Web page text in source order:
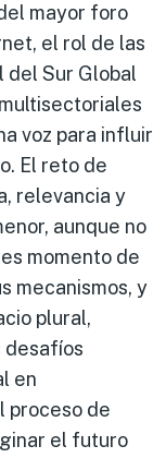
mayor foro
el rol de las
del Sur Global
voz para influir
El reto de
relevancia y
aunque no
momento de
mecanismos, y
plural,
desafíos
en
proceso de
el futuro